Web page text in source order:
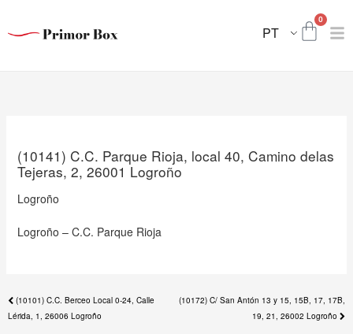
content
PT
0
(10141) C.C. Parque Rioja, local 40, Camino delas
Tejeras, 2, 26001 Logroño
Logroño
Logroño – C.C. Parque Rioja
Previous
post:
(10101) C.C. Berceo Local 0-24, Calle
Lérida, 1, 26006 Logroño
(10172) C/ San Antón 13 y 15, 15B, 17, 17B,
19, 21, 26002 Logroño